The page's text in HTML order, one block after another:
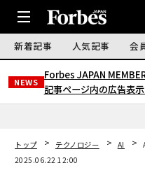
新着記事 人気記事 会
NEWS
Forbes JAPAN
記事ページ内の広告表
トップ テクノロジー AI
2025.06.22 12:00